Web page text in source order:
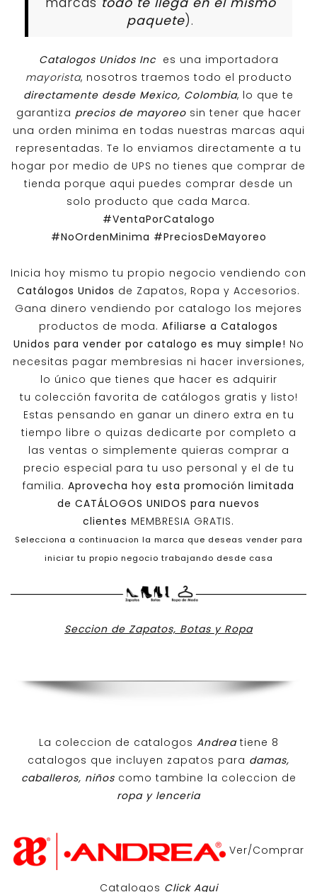
paquete).
Catalogos Unidos Inc es una importadora
mayorista, nosotros traemos todo el producto
directamente desde Mexico, Colombia, lo que te
garantiza precios de mayoreosin tener que hacer
una orden minima en todas nuestras marcas aqui
representadas. Te lo enviamos directamente a tu
hogar por medio de UPS no tienes que comprar de
tienda porque aqui puedes comprar desde un
solo producto que cada Marca.
#VentaPorCatalogo
#NoOrdenMinima #PreciosDeMayoreo
Inicia hoy mismo tu propio negocio vendiendo con
Catálogos Unidos de Zapatos, Ropa y Accesorios.
Gana dinero vendiendo por catalogo los mejores
productos de moda. Afiliarse a Catalogos
Unidos para vender por catalogo es muy simple! No
necesitas pagar membresias ni hacer inversiones,
lo único que tienes que hacer es adquirir
tu colección favorita de catálogos gratis y listo!
Estas pensando en ganar un dinero extra en tu
tiempo libre o quizas dedicarte por completo a
las ventas o simplemente quieras comprar a
precio especial para tu uso personal y el de tu
familia. Aprovecha hoy esta promoción limitada
de CATÁLOGOS UNIDOS para nuevos
clientes MEMBRESIA GRATIS.
Selecciona a continuacion la marca que deseas vender para
iniciar tu propio negocio trabajando desde casa
Seccion de Zapatos, Botas y Ropa
La coleccion de catalogos Andreatiene 8
catalogos que incluyen zapatos para damas,
caballeros, niños como tambine la coleccion de
ropa y lenceria
Ver/Comprar
Catalogos Click Aqui